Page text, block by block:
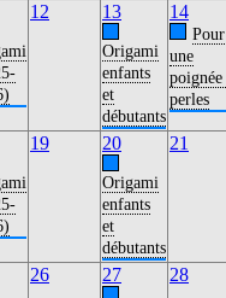
12 13
Origami
enfants
et
débutants
14
Pour
une
poignée
perles
19 20
Origami
enfants
et
débutants
21
26 27 28